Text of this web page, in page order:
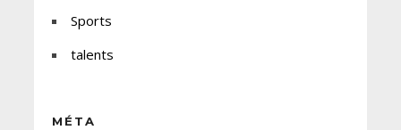
Sports
talents
MÉTA